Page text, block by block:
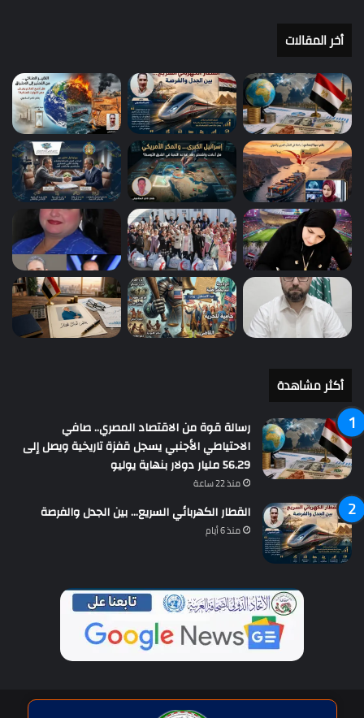
أخر المقالات
أكثر مشاهدة
رسالة قوة من الاقتصاد المصري.. صافي
الاحتياطي الأجنبي يسجل قفزة تاريخية ويصل إلى
56.29 مليار دولار بنهاية يوليو
منذ 22 ساعة
القطار الكهربائي السريع… بين الجدل والفرصة
منذ 6 أيام